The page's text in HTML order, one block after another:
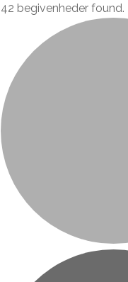
42 begivenheder found.